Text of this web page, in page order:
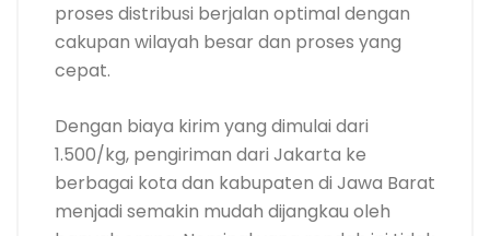
proses distribusi berjalan optimal dengan
cakupan wilayah besar dan proses yang
cepat.
Dengan biaya kirim yang dimulai dari
1.500/kg, pengiriman dari Jakarta ke
berbagai kota dan kabupaten di Jawa Barat
menjadi semakin mudah dijangkau oleh